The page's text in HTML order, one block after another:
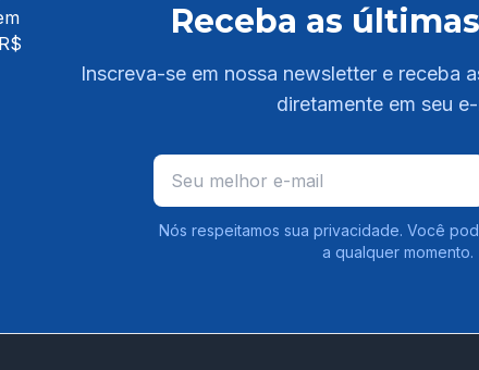
Receba as
Inscreva-se em nossa newsletter e receba
diretamente em seu
Nós respeitamos sua privacidade. Você
a qualquer momento.